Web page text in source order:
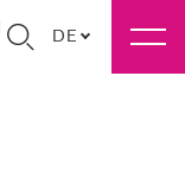
DE